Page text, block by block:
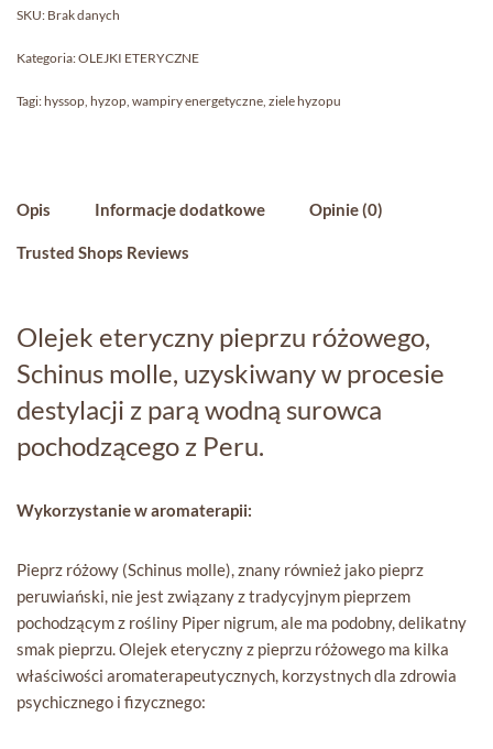
SKU: Brak danych
Kategoria:OLEJKI ETERYCZNE
Tagi:hyssop hyzop wampiry energetyczne ziele hyzopu
Opis Informacje dodatkowe Opinie (0)
Trusted Shops Reviews
Olejek eteryczny pieprzu różowego,
Schinus molle​, uzyskiwany w procesie
destylacji z parą wodną surowca
pochodzącego z Peru.
Wykorzystanie w aromaterapii:
Pieprz różowy (Schinus molle), znany również jako pieprz
peruwiański, nie jest związany z tradycyjnym pieprzem
pochodzącym z rośliny Piper nigrum, ale ma podobny, delikatny
smak pieprzu. Olejek eteryczny z pieprzu różowego ma kilka
właściwości aromaterapeutycznych, korzystnych dla zdrowia
psychicznego i fizycznego: